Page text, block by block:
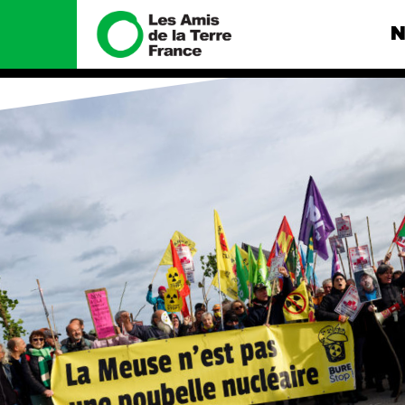
Missions et méthodes
Valeurs
Équipes et
fonctionnement
Le réseau dans le monde
Nos alliés
Je soutiens les Amis de la
Terre
Nos
Total, rendez-
tribunal
Gaz « naturel
enfumage
Mode : une
destructrice
Gaz au
violence
Nos autres